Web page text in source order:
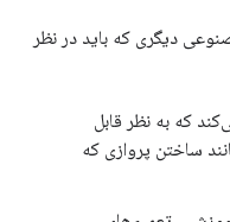
دیگری که باید در نظر
به نظر قابل
ساختن پروازی که